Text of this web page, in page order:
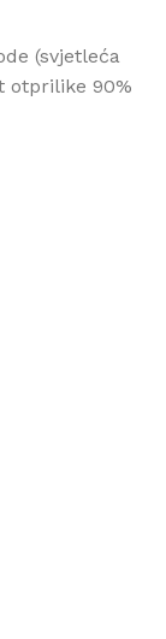
(svjetleća
otprilike 90%